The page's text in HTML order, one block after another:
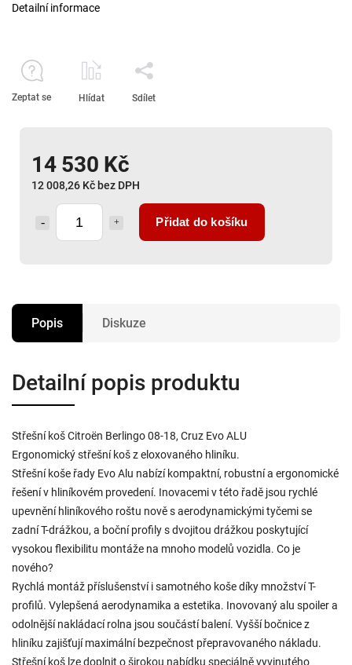
14 530 Kč
12 008,26 Kč bez DPH
Přidat do košíku
Detailní informace
Zeptat se Hlídat Sdílet
Popis Diskuze
Detailní popis produktu
Střešní koš Citroën Berlingo 08-18, Cruz Evo ALU
Ergonomický střešní koš z eloxovaného hliníku.
Střešní koše řady Evo Alu nabízí kompaktní, robustní a ergonomické
řešení v hliníkovém provedení. Inovacemi v této řadě jsou rychlé
upevnění hliníkového roštu nově s aerodynamickými tyčemi se
zadní T-drážkou, a boční profily s dvojitou drážkou poskytující
vysokou flexibilitu montáže na mnoho modelů vozidla. Co je
nového?
Rychlá montáž příslušenství i samotného koše díky množství T-
profilů. Vylepšená aerodynamika a estetika. Inovovaný alu spoiler a
odolnější nakládací rolna jsou součástí balení. Vyšší bočnice z
hliníku zajišťují maximální bezpečnost přepravovaného nákladu.
Střešní koš lze doplnit o širokou nabídku speciálně vyvinutého